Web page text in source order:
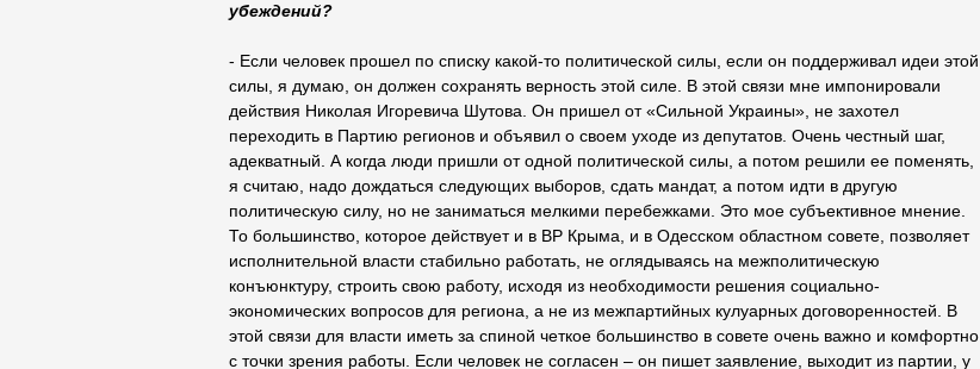
убеждений?
- Если человек прошел по списку какой-то политической силы, если он поддерживал идеи этой
силы, я думаю, он должен сохранять верность этой силе. В этой связи мне импонировали
действия Николая Игоревича Шутова. Он пришел от «Сильной Украины», не захотел
переходить в Партию регионов и объявил о своем уходе из депутатов. Очень честный шаг,
адекватный. А когда люди пришли от одной политической силы, а потом решили ее поменять,
я считаю, надо дождаться следующих выборов, сдать мандат, а потом идти в другую
политическую силу, но не заниматься мелкими перебежками. Это мое субъективное мнение.
То большинство, которое действует и в ВР Крыма, и в Одесском областном совете, позволяет
исполнительной власти стабильно работать, не оглядываясь на межполитическую
конъюнктуру, строить свою работу, исходя из необходимости решения социально-
экономических вопросов для региона, а не из межпартийных кулуарных договоренностей. В
этой связи для власти иметь за спиной четкое большинство в совете очень важно и комфортно
с точки зрения работы. Если человек не согласен – он пишет заявление, выходит из партии, у